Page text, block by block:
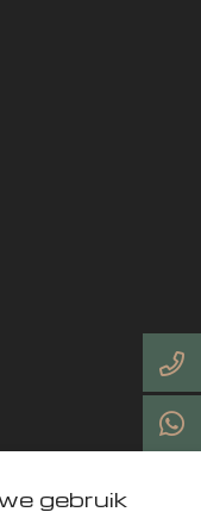
gebruik